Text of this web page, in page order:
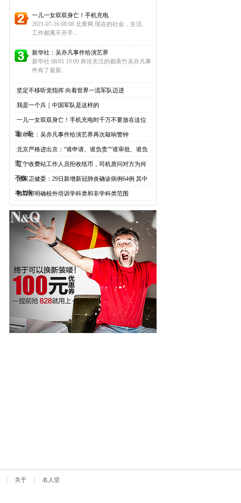
一儿一女双双身亡！手机充电
2021-07-16 08:08 北青网 现在的社会，生活、
工作都离不开手...
新华社：吴亦凡事件给演艺界
新华社 08/01 19:09 舆论关注的都美竹吴亦凡事
件有了最新...
·坚定不移听党指挥 向着世界一流军队迈进
·我是一个兵｜中国军队是这样的
·一儿一女双双身亡！手机充电时千万不要放在这位
置，否
·新华社：吴亦凡事件给演艺界再次敲响警钟
·北京严格进出京：“谁申请、谁负责”“谁审批、谁负
责
·辽宁收费站工作人员拒收纸币，司机质问对方为何
不收，
·国家卫健委：29日新增新冠肺炎确诊病例64例 其中
本土病
·教育部明确校外培训学科类和非学科类范围
关于 名人堂